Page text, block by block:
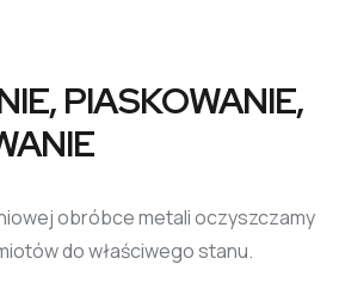
PIASKOWANIE,
obróbce metali oczyszczamy
do właściwego stanu.